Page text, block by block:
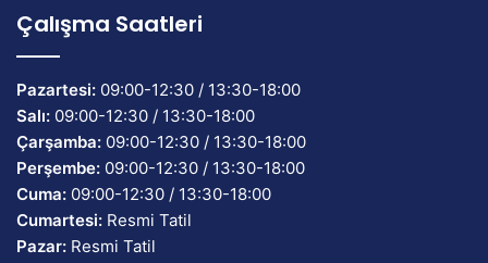
Çalışma Saatleri
Pazartesi: 09:00-12:30 / 13:30-18:00
Salı: 09:00-12:30 / 13:30-18:00
Çarşamba: 09:00-12:30 / 13:30-18:00
Perşembe: 09:00-12:30 / 13:30-18:00
Cuma: 09:00-12:30 / 13:30-18:00
Cumartesi: Resmi Tatil
Pazar: Resmi Tatil